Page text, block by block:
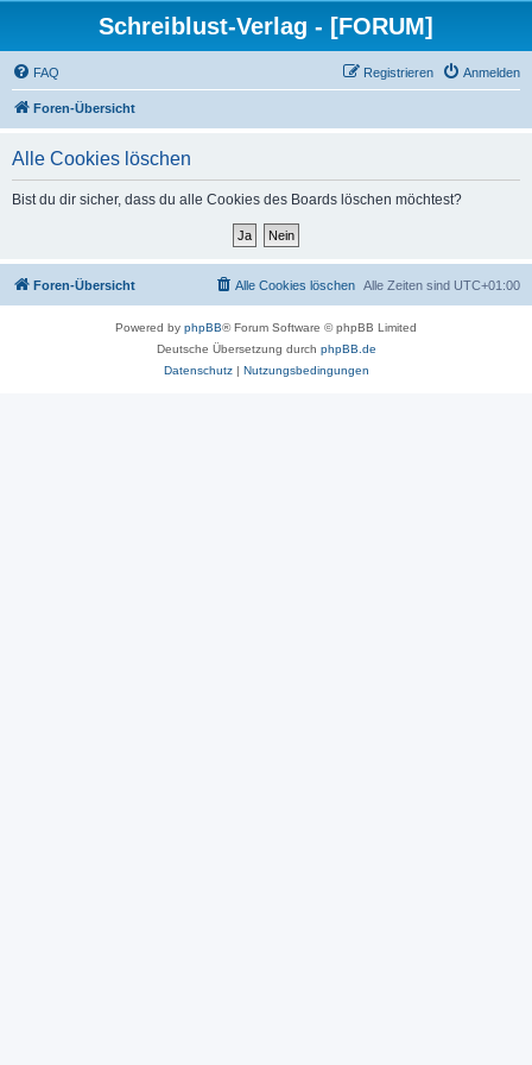
Schreiblust-Verlag - [FORUM]
FAQ Anmelden
Registrieren
Foren-Übersicht
Alle Cookies löschen
Bist du dir sicher, dass du alle Cookies des Boards löschen möchtest?
Foren-Übersicht Alle Zeiten sind UTC+01:00
Alle Cookies löschen
Powered by phpBB® Forum Software © phpBB Limited
Deutsche Übersetzung durch phpBB.de
Datenschutz| Nutzungsbedingungen